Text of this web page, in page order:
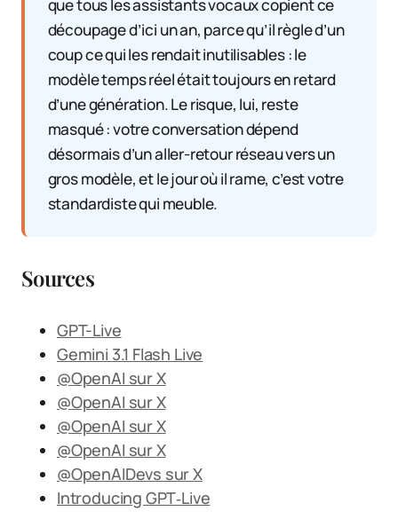
que tous les assistants vocaux copient ce
découpage d’ici un an, parce qu’il règle d’un
coup ce qui les rendait inutilisables : le
modèle temps réel était toujours en retard
d’une génération. Le risque, lui, reste
masqué : votre conversation dépend
désormais d’un aller-retour réseau vers un
gros modèle, et le jour où il rame, c’est votre
standardiste qui meuble.
Sources
GPT-Live
Gemini 3.1 Flash Live
@OpenAI sur X
@OpenAI sur X
@OpenAI sur X
@OpenAI sur X
@OpenAIDevs sur X
Introducing GPT‑Live